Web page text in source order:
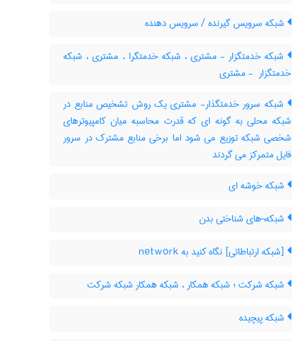
شبکه سرویس گیرنده / سرویس دهنده
شبکه خدمتگزار - مشتری ، شبکه خدمتگرا ، مشتری ، شبکه
خدمتگزار ‎ - مشتری
شبکه سرور خدمتگذار- مشتری یک روش تشخیص منابع در
شبکه محلی به گونه ای که قدرت محاسبه میان کامپیوترهای
شخصی شبکه توزیع می شود اما برخی منابع مشترک در سرور
فایل متمرکز می گردند
شبکه خوشه ای
شبکه¬های شناختی بدن
[شبکه ارتباطاتی] نگاه کنید به ‎ network
شبکه شرکت ؛ شبکه همکار ، شبکه همکار شبکه شرکت
شبکه پیچیده